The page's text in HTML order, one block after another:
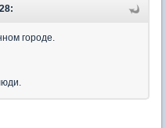
городе.